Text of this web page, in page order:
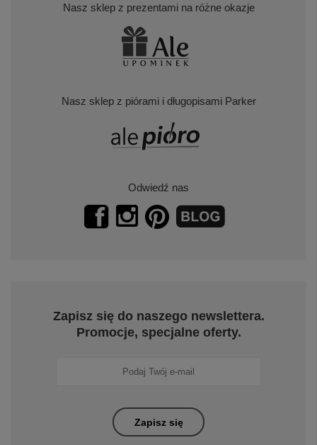
Nasz sklep z prezentami na różne okazje
Nasz sklep z piórami i długopisami Parker
Odwiedź nas
Zapisz się do naszego newslettera.
Promocje, specjalne oferty.
Zapisz się